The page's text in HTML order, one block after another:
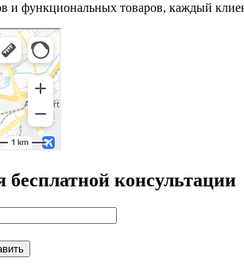
и функциональных товаров, каждый
консультации